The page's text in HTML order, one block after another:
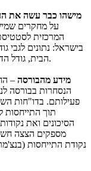
מישהו כבר עשה את
על מחקרים
המרכזית
בישראל: נתונים לגבי
הבית, גודל הדירות, היקף ההוצאה וכיוצא באלה נתונים אמינים.
מידע מהבורסה –
הנסחרות בבורסה
פעילותם. בדו"חות
תוך התייחסות
הסיכונים ואת
מספקים הצצה
נקודת התייחסות